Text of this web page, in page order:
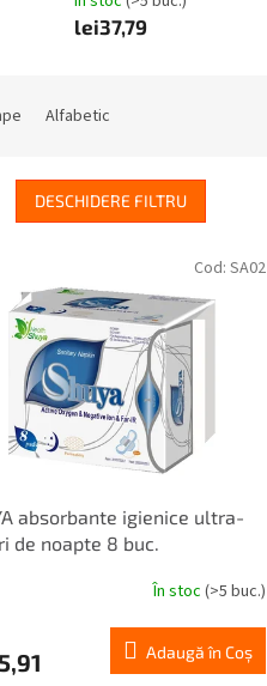
lei37,79
Alfabetic
DESCHIDERE FILTRU
absorbante igienice ultra-
de noapte 8 buc.
În stoc (>5 buc.)
Adaugă în Coş
Cod: SA02